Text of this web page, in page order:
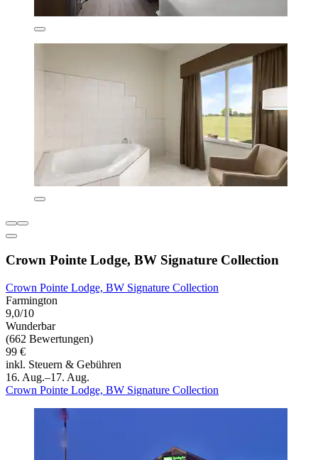
Crown Pointe Lodge, BW Signature Collection
Crown Pointe Lodge, BW Signature Collection
Farmington
9,0/10
Wunderbar
(662 Bewertungen)
99 €
inkl. Steuern & Gebühren
16. Aug.–17. Aug.
Crown Pointe Lodge, BW Signature Collection